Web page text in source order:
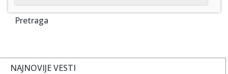
Pretraga
NAJNOVIJE VESTI